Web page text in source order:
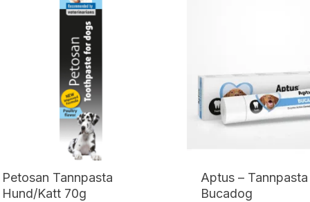
Petosan Tannpasta
Hund/Katt 70g
Aptus –
Bucadog